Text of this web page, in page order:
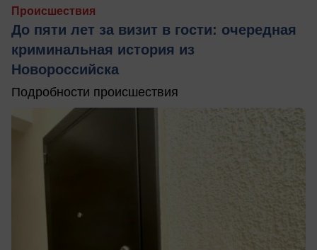
Происшествия
До пяти лет за визит в гости: очередная
криминальная история из
Новороссийска
Подробности происшествия